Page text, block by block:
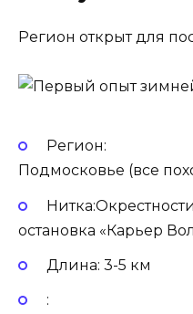
Регион открыт для
Регион:
Подмосковье (все
остановка «Карьер
Длина: 3-5 км
: